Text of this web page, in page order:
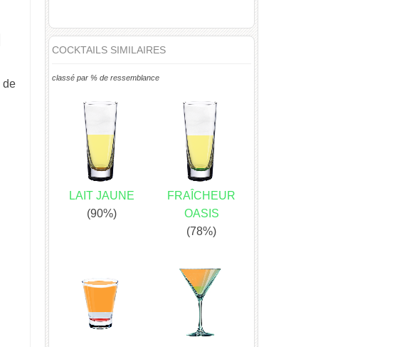
de
COCKTAILS SIMILAIRES
classé par % de ressemblance
LAIT JAUNE
(90%)
FRAÎCHEUR
OASIS
(78%)